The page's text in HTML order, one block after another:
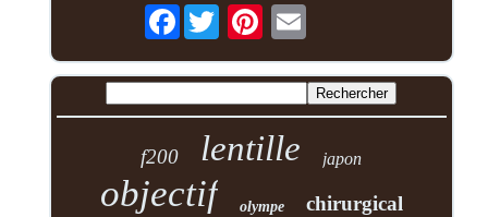
Facebook
f200 lentille japon
objectif olympe chirurgical